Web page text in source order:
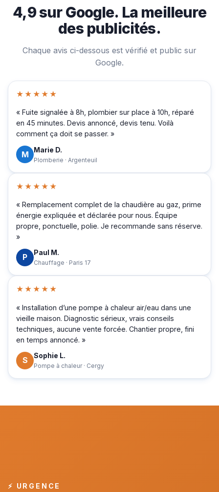
4,9 sur Google. La meilleure
des publicités.
Chaque avis ci-dessous est vérifié et public sur
Google.
★★★★★
« Fuite signalée à 8h, plombier sur place à 10h, réparé
en 45 minutes. Devis annoncé, devis tenu. Voilà
comment ça doit se passer. »
M Marie D.
Plomberie · Argenteuil
★★★★★
« Remplacement complet de la chaudière au gaz, prime
énergie expliquée et déclarée pour nous. Équipe
propre, ponctuelle, polie. Je recommande sans réserve.
»
P Paul M.
Chauffage · Paris 17
★★★★★
« Installation d’une pompe à chaleur air/eau dans une
vieille maison. Diagnostic sérieux, vrais conseils
techniques, aucune vente forcée. Chantier propre, fini
en temps annoncé. »
S Sophie L.
Pompe à chaleur · Cergy
⚡ URGENCE